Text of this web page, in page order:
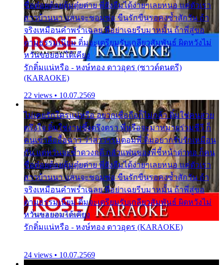
ชื่อต๋อยต้อยตุ้มตุ๋ยต่าย พี่ยังลืมได้ง่ายๆเลยหนอ แค่ตัวเรา
สาวบ้านนา แสนจะซอมซ่อ ขืนรักขืนรอคงช้ำสักวัน ถ้า
จริงเหมือนคำพร่ำเฉลย พี่อย่าเฉยรีบมาหมั้น ถ้าพี่สู่ขอ
ตามธรรมเนียม ติ๋มจะเตรียมรับเกลียวสัมพันธ์ ผิดหวังไม่
หวั่นขอยอมได้เคียง
รักติ๋มแน่หรือ - หงษ์ทอง ดาวอุดร (ซาวด์ดนตรี)
(KARAOKE)
22 views • 10.07.2569
ไม่เคยรักใครแน่หรือ อยากเชื่อถือก็ไม่กล้า ติ๋มใช่คนสวย
ตรึงใจ ติ๋มใช่งามซึ้งตรึงตรา พี่หรือจะมาหมายร่วมชีวี ก็
คนเขาลืออื้อฉาว ว่าสาวๆรุมตอมพี่ ติ๋มอยากรับรักเหมือน
กัน แต่หวั่นจะช้ำดวงฤดี กลัวแฟนของพี่ชี้หน้าด่าทอ ก็คน
ชื่อต๋อยต้อยตุ้มตุ๋ยต่าย พี่ยังลืมได้ง่ายๆเลยหนอ แค่ตัวเรา
สาวบ้านนา แสนจะซอมซ่อ ขืนรักขืนรอคงช้ำสักวัน ถ้า
จริงเหมือนคำพร่ำเฉลย พี่อย่าเฉยรีบมาหมั้น ถ้าพี่สู่ขอ
ตามธรรมเนียม ติ๋มจะเตรียมรับเกลียวสัมพันธ์ ผิดหวังไม่
หวั่นขอยอมได้เคียง
รักติ๋มแน่หรือ - หงษ์ทอง ดาวอุดร (KARAOKE)
24 views • 10.07.2569